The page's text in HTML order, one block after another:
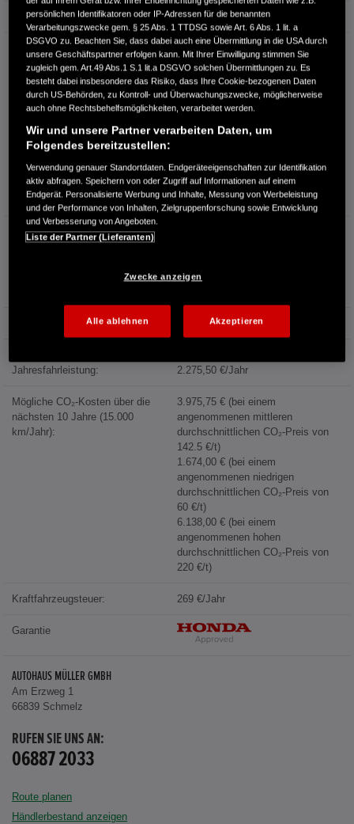
CO₂-Emissionen kombiniert: 186 g/km
CO₂-Klasse: G
Information über den
Energieverbrauch und die CO₂-
Emissionen des neuen PKW
Kraftstoffverbrauch:
7,1 l/100km (Landstraße)
1,744 €/l (Jahresdurchschnitt 2025)
Jahresfahrleistung:
2.275,50 €/Jahr
Mögliche CO₂-Kosten über die
nächsten 10 Jahre (15.000
km/Jahr):
3.975,75 € (bei einem
angenommenen mittleren
durchschnittlichen CO₂-Preis von
142.5 €/t)
1.674,00 € (bei einem
angenommenen niedrigen
durchschnittlichen CO₂-Preis von
60 €/t)
6.138,00 € (bei einem
angenommenen hohen
durchschnittlichen CO₂-Preis von
220 €/t)
Kraftfahrzeugsteuer: 269 €/Jahr
Garantie
AUTOHAUS MÜLLER GMBH
Am Erzweg 1
66839 Schmelz
RUFEN SIE UNS AN:
06887 2033
Route planen
Händlerbestand anzeigen
persönlichen Identifikatoren oder IP-Adressen für die benannten
Verarbeitungszwecke gem. § 25 Abs. 1 TTDSG sowie Art. 6 Abs. 1 lit. a
DSGVO zu. Beachten Sie, dass dabei auch eine Übermittlung in die USA durch
unsere Geschäftspartner erfolgen kann. Mit Ihrer Einwilligung stimmen Sie
zugleich gem. Art.49 Abs.1 S.1 lit.a DSGVO solchen Übermittlungen zu. Es
besteht dabei insbesondere das Risiko, dass Ihre Cookie-bezogenen Daten
durch US-Behörden, zu Kontroll- und Überwachungszwecke, möglicherweise
auch ohne Rechtsbehelfsmöglichkeiten, verarbeitet werden.
Wir und unsere Partner verarbeiten Daten, um
Folgendes bereitzustellen:
Verwendung genauer Standortdaten. Endgeräteeigenschaften zur Identifikation
aktiv abfragen. Speichern von oder Zugriff auf Informationen auf einem
Endgerät. Personalisierte Werbung und Inhalte, Messung von Werbeleistung
und der Performance von Inhalten, Zielgruppenforschung sowie Entwicklung
und Verbesserung von Angeboten.
Liste der Partner (Lieferanten)
Zwecke anzeigen
Alle ablehnen Akzeptieren